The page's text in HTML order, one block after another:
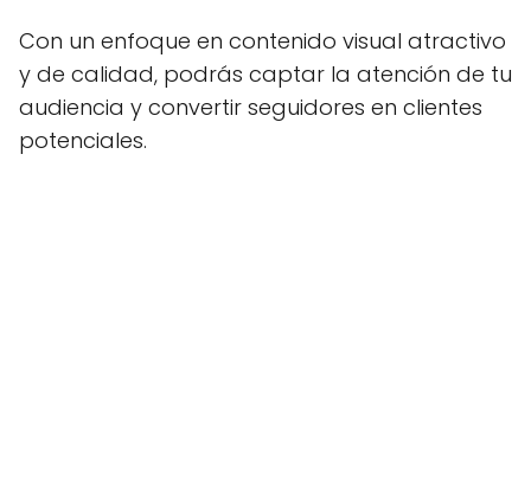
Con un enfoque en contenido visual atractivo
y de calidad, podrás captar la atención de tu
audiencia y convertir seguidores en clientes
potenciales.